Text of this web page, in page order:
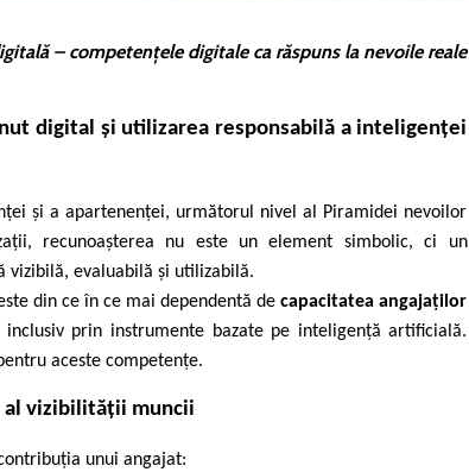
– competențele digitale ca răspuns la nevoile reale
digital și utilizarea responsabilă a inteligenței
și a apartenenței, următorul nivel al Piramidei nevoilor
recunoașterea nu este un element simbolic, ci un
vizibilă, evaluabilă și utilizabilă.
din ce în ce mai dependentă decapacitatea angajaților
inclusiv prin instrumente bazate pe inteligență artificială.
aceste competențe.
al vizibilității muncii
unui angajat: